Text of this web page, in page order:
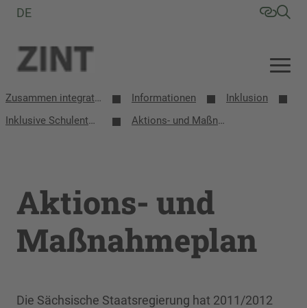
DE
Zusammen integrative/inklusive Schule entwickeln (ZINT) Informationen
Inklusion
Inklusive Schulentwicklung in Sachsen
Aktions- und Maßnahmeplan
Aktions- und
Maßnahmeplan
Die Sächsische Staatsregierung hat 2011/2012